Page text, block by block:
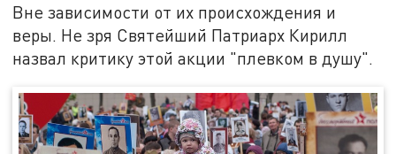
Вне зависимости от их происхождения и
веры. Не зря Святейший Патриарх Кирилл
назвал критику этой акции "плевком в душу".